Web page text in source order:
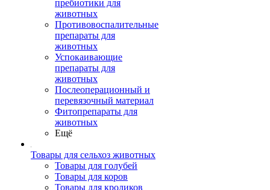
пребиотики для
животных
Противовоспалительные
препараты для
животных
Успокаивающие
препараты для
животных
Послеоперационный и
перевязочный материал
Фитопрепараты для
животных
Ещё
Товары для сельхоз животных
Товары для голубей
Товары для коров
Товары для кроликов